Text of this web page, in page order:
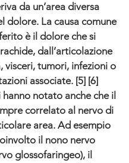
da un’area diversa
dolore. La causa comune
è il dolore che si
dall’articolazione
visceri, tumori, infezioni o
associate. [5] [6]
notato anche che il
correlato al nervo di
area. Ad esempio
il nono nervo
glossofaringeo), il